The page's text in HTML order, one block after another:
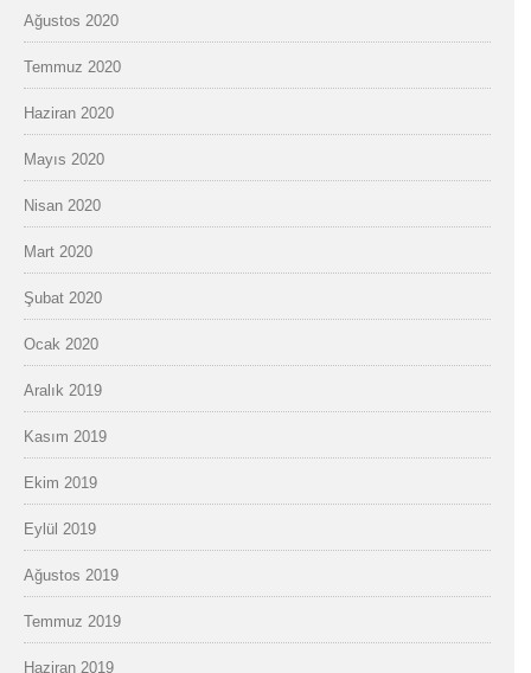
Ağustos 2020
Temmuz 2020
Haziran 2020
Mayıs 2020
Nisan 2020
Mart 2020
Şubat 2020
Ocak 2020
Aralık 2019
Kasım 2019
Ekim 2019
Eylül 2019
Ağustos 2019
Temmuz 2019
Haziran 2019